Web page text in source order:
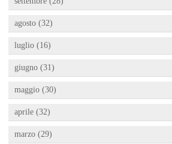
agosto (32)
luglio (16)
giugno (31)
maggio (30)
aprile (32)
marzo (29)